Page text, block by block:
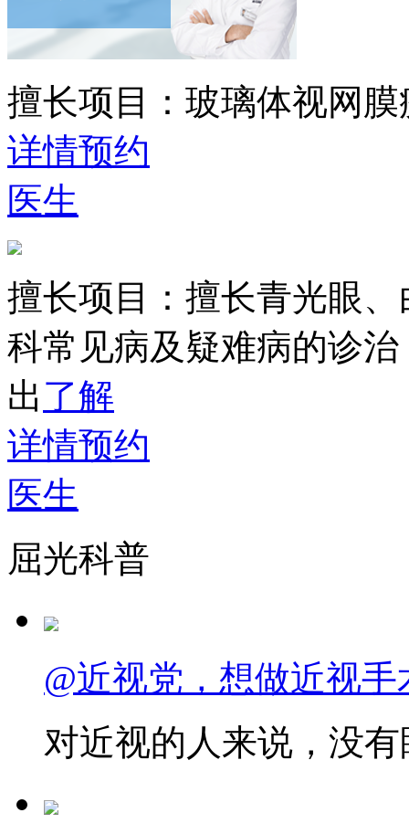
擅长项目： 玻璃体视网
详情预约
医生
擅长项目： 擅长青光眼
科常见病及疑难病的诊
出 了解
详情预约
医生
屈光科普
@近视党，想做近视
对近视的人来说，没